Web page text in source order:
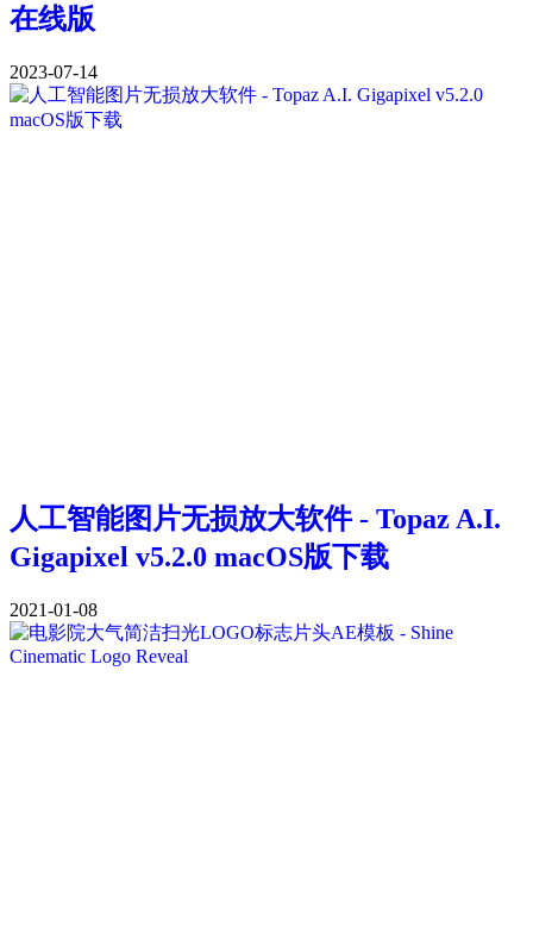
在线版
2023-07-14
人工智能图片无损放大软件 - Topaz A.I.
Gigapixel v5.2.0 macOS版下载
2021-01-08